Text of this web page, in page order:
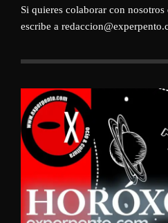
Si quieres colaborar con
escribe a